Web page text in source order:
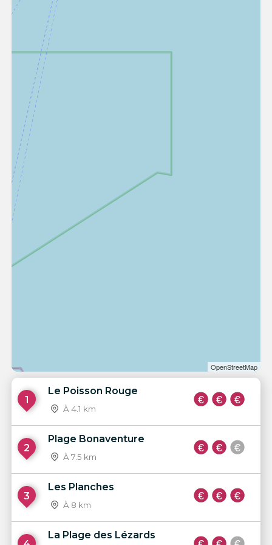
OpenStreetMap
1
Le Poisson Rouge
À 4.1 km
2
Plage Bonaventure
À 7.5 km
3
Les Planches
À 8 km
La Plage des Lézards